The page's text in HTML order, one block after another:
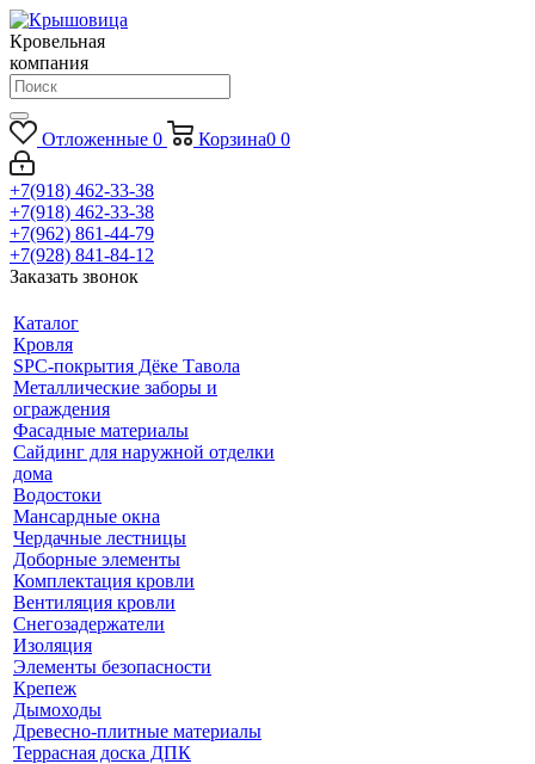
Кровельная
компания
Отложенные 0 Корзина0 0
+7(918) 462-33-38
+7(918) 462-33-38
+7(962) 861-44-79
+7(928) 841-84-12
Заказать звонок
Каталог
Кровля
SPC-покрытия Дёке Тавола
Металлические заборы и
ограждения
Фасадные материалы
Сайдинг для наружной отделки
дома
Водостоки
Мансардные окна
Чердачные лестницы
Доборные элементы
Комплектация кровли
Вентиляция кровли
Снегозадержатели
Изоляция
Элементы безопасности
Крепеж
Дымоходы
Древесно-плитные материалы
Террасная доска ДПК